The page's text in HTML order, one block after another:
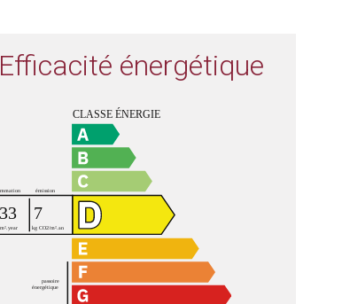
Efficacité énergétique